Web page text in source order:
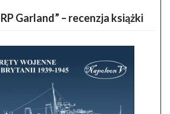
Garland” – recenzja książki